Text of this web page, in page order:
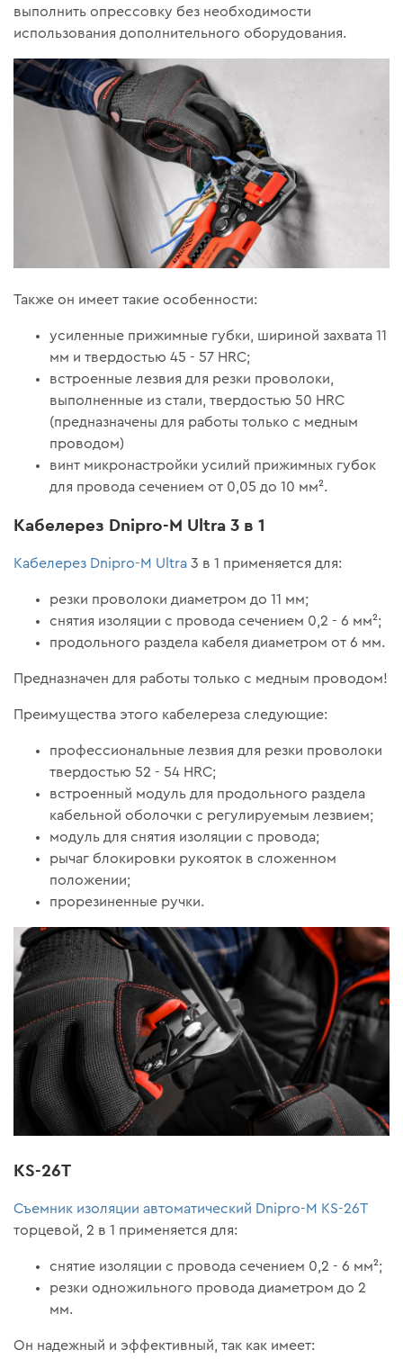
выполнить опрессовку без необходимости
использования дополнительного оборудования.
Также он имеет такие особенности:
усиленные прижимные губки, шириной захвата 11
мм и твердостью 45 - 57 HRC;
встроенные лезвия для резки проволоки,
выполненные из стали, твердостью 50 HRC
(предназначены для работы только с медным
проводом)
винт микронастройки усилий прижимных губок
для провода сечением от 0,05 до 10 мм².
Кабелерез Dnipro-M Ultra 3 в 1
Кабелерез Dnipro-M Ultra 3 в 1 применяется для:
резки проволоки диаметром до 11 мм;
снятия изоляции с провода сечением 0,2 - 6 мм²;
продольного раздела кабеля диаметром от 6 мм.
Предназначен для работы только с медным проводом!
Преимущества этого кабелереза следующие:
профессиональные лезвия для резки проволоки
твердостью 52 - 54 HRC;
встроенный модуль для продольного раздела
кабельной оболочки с регулируемым лезвием;
модуль для снятия изоляции с провода;
рычаг блокировки рукояток в сложенном
положении;
прорезиненные ручки.
KS-26T
Съемник изоляции автоматический Dnipro-M KS-26T
торцевой, 2 в 1 применяется для:
снятие изоляции с провода сечением 0,2 - 6 мм²;
резки одножильного провода диаметром до 2
мм.
Он надежный и эффективный, так как имеет: